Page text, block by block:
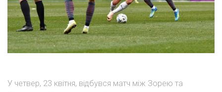
У четвер, 23 квітня, відбувся матч між Зорею та